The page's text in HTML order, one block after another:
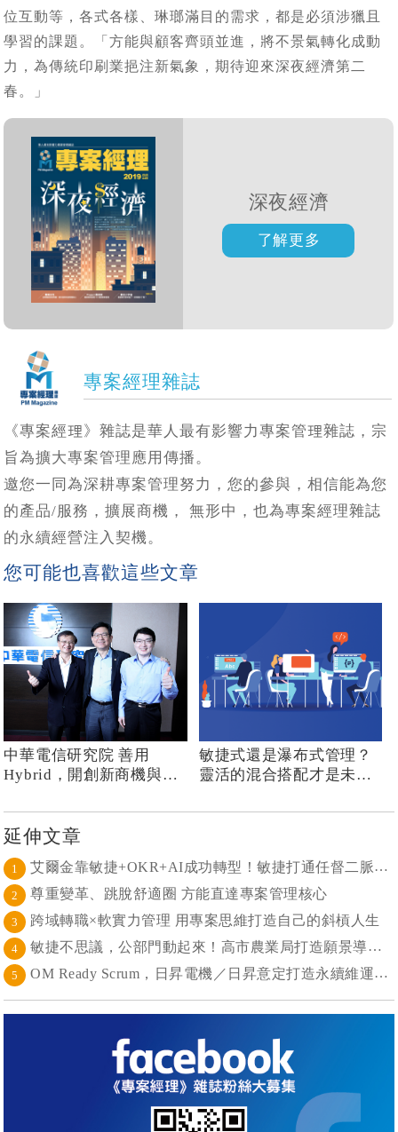
位互動等，各式各樣、琳瑯滿目的需求，都是必須涉獵且
學習的課題。「方能與顧客齊頭並進，將不景氣轉化成動
力，為傳統印刷業挹注新氣象，期待迎來深夜經濟第二
春。」
深夜經濟
專案經理雜誌
《專案經理》雜誌是華人最有影響力專案管理雜誌，宗
旨為擴大專案管理應用傳播。
邀您一同為深耕專案管理努力，您的參與，相信能為您
的產品/服務，擴展商機， 無形中，也為專案經理雜誌
的永續經營注入契機。
您可能也喜歡這些文章
中華電信研究院 善用
Hybrid，開創新商機與新
敏捷式還是瀑布式管理？
靈活的混合搭配才是未來
延伸文章
1 艾爾金靠敏捷+OKR+AI成功轉型！敏捷打通任督二脈， 避免文化與流程「卡卡」導致溝通無效
2 尊重變革、跳脫舒適圈 方能直達專案管理核心
3 跨域轉職×軟實力管理 用專案思維打造自己的斜槓人生
4 敏捷不思議，公部門動起來！高市農業局打造願景導向的社區敏捷自組織
5 OM Ready Scrum，日昇電機／日昇意定打造永續維運新典範